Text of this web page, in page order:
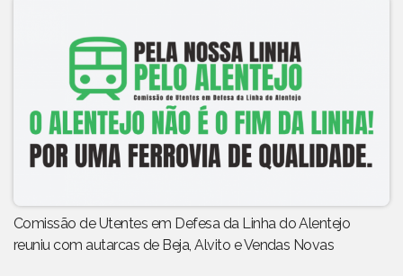
Comissão de Utentes em Defesa da Linha do Alentejo
reuniu com autarcas de Beja, Alvito e Vendas Novas